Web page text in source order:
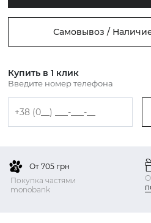
Самовывоз /
Купить в 1 клик
Введите номер телефона
От 705 грн
Покупка частями
monobank